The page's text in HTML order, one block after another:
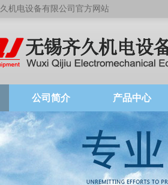
机电设备有限公司官方网站
公司简介 产品中心